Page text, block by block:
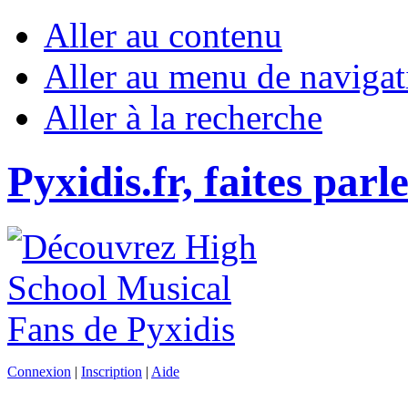
Aller au contenu
Aller au menu de
Aller à la recherche
Pyxidis.fr, faites
Connexion | Inscription | Aide